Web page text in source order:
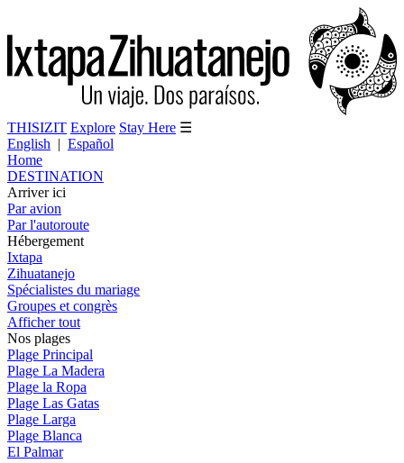
THISIZIT Explore Stay Here ☰
English | Español
Home
DESTINATION
Arriver ici
Par avion
Par l'autoroute
Hébergement
Ixtapa
Zihuatanejo
Spécialistes du mariage
Groupes et congrès
Afficher tout
Nos plages
Plage Principal
Plage La Madera
Plage la Ropa
Plage Las Gatas
Plage Larga
Plage Blanca
El Palmar